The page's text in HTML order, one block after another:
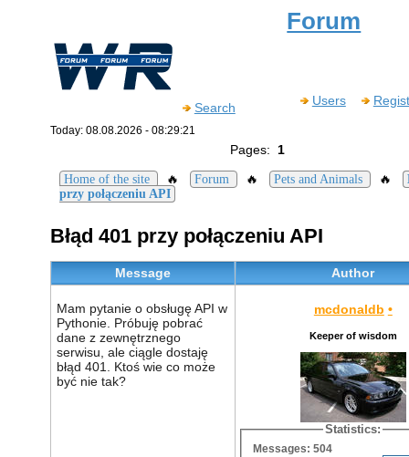
Forum
Search Users
Today: 08.08.2026 - 08:29:21
Pages: 1
Home of the site 🔥 Forum 🔥 Pets and Animals 🔥
przy połączeniu API
Błąd 401 przy połączeniu API
Message Author
Mam pytanie o obsługę API w
Pythonie. Próbuję pobrać
dane z zewnętrznego
serwisu, ale ciągle dostaję
błąd 401. Ktoś wie co może
być nie tak?
mcdonaldb •
Keeper of wisdom
Statistics:
Messages: 504